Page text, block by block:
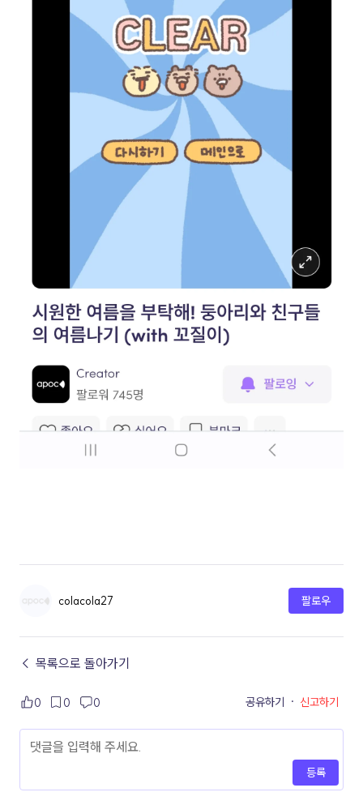
colacola27 팔로우
← 목록으로 돌아가기
0 0 0 공유하기 · 신고하기
등록